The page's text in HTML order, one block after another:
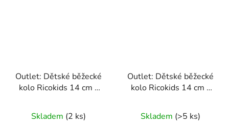
Outlet: Dětské běžecké
kolo Ricokids 14 cm –
s vadami
Skladem (2 ks)
Outlet: Dětské běžecké
kolo Ricokids 14 cm –
s vadami
Skladem (>5 ks)